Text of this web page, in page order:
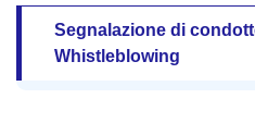
Segnalazione di
Whistleblowing